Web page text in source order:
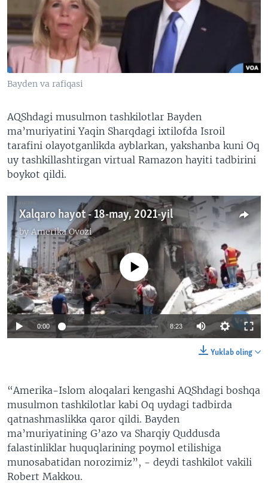
VIDEO
XABARLAR SURATLARDA
ODNOKLASSNIKI
TELEGRAM
TWITTER
SOUNDCLOUD
VOA
Bayden va rafiqasi
AQShdagi musulmon tashkilotlar Bayden
ma’muriyatini Yaqin Sharqdagi ixtilofda Isroil
tarafini olayotganlikda ayblarkan, yakshanba kuni Oq
uy tashkillashtirgan virtual Ramazon hayiti tadbirini
boykot qildi.
Xalqaro hayot - 18-may, 2021-yil
by Amerika Ovozi
No media source currently available
0:00 8:23
Yuklab oling
“Amerika-Islom aloqalari kengashi AQShdagi boshqa
musulmon tashkilotlar kabi Oq uydagi tadbirda
qatnashmaslikka qaror qildi. Bayden
ma’muriyatining G’azo va Sharqiy Quddusda
falastinliklar huquqlarining poymol etilishiga
munosabatidan norozimiz”, - deydi tashkilot vakili
Robert Makkou.